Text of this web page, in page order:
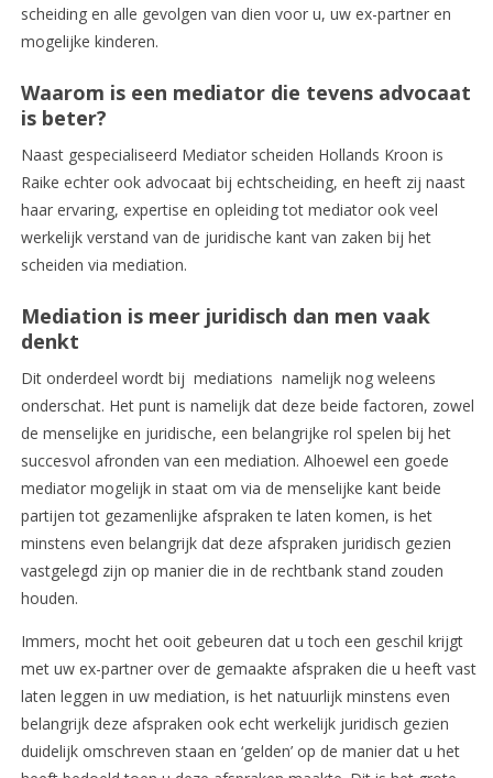
scheiding en alle gevolgen van dien voor u, uw ex-partner en
mogelijke kinderen.
Waarom is een mediator die tevens advocaat
is beter?
Naast gespecialiseerd Mediator scheiden Hollands Kroon is
Raike echter ook advocaat bij echtscheiding, en heeft zij naast
haar ervaring, expertise en opleiding tot mediator ook veel
werkelijk verstand van de juridische kant van zaken bij het
scheiden via mediation.
Mediation is meer juridisch dan men vaak
denkt
Dit onderdeel wordt bij mediations namelijk nog weleens
onderschat. Het punt is namelijk dat deze beide factoren, zowel
de menselijke en juridische, een belangrijke rol spelen bij het
succesvol afronden van een mediation. Alhoewel een goede
mediator mogelijk in staat om via de menselijke kant beide
partijen tot gezamenlijke afspraken te laten komen, is het
minstens even belangrijk dat deze afspraken juridisch gezien
vastgelegd zijn op manier die in de rechtbank stand zouden
houden.
Immers, mocht het ooit gebeuren dat u toch een geschil krijgt
met uw ex-partner over de gemaakte afspraken die u heeft vast
laten leggen in uw mediation, is het natuurlijk minstens even
belangrijk deze afspraken ook echt werkelijk juridisch gezien
duidelijk omschreven staan en ‘gelden’ op de manier dat u het